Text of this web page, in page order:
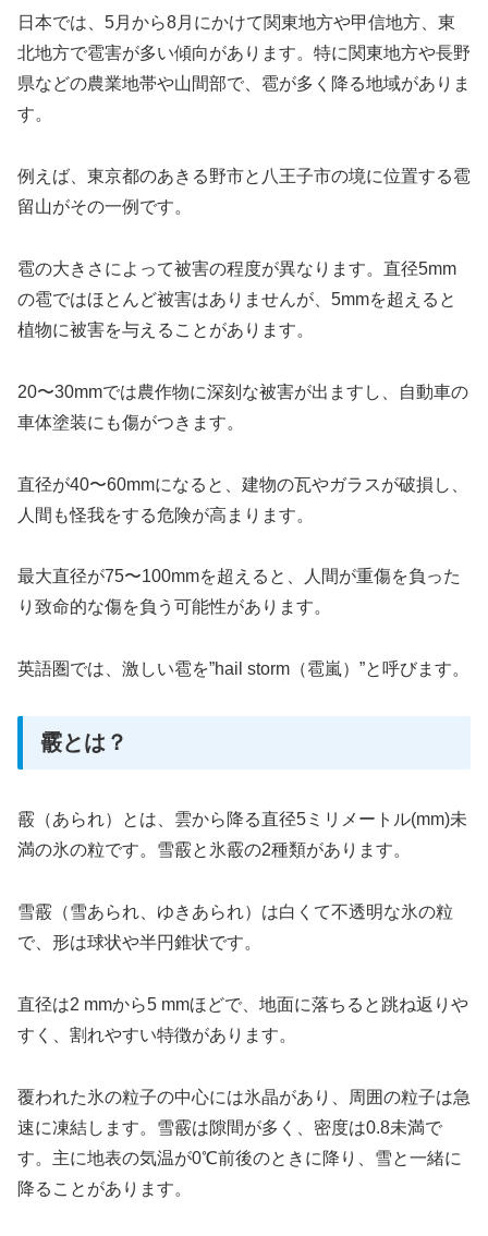
日本では、5月から8月にかけて関東地方や甲信地方、東
北地方で雹害が多い傾向があります。特に関東地方や長野
県などの農業地帯や山間部で、雹が多く降る地域がありま
す。
例えば、東京都のあきる野市と八王子市の境に位置する雹
留山がその一例です。
雹の大きさによって被害の程度が異なります。直径5mm
の雹ではほとんど被害はありませんが、5mmを超えると
植物に被害を与えることがあります。
20〜30mmでは農作物に深刻な被害が出ますし、自動車の
車体塗装にも傷がつきます。
直径が40〜60mmになると、建物の瓦やガラスが破損し、
人間も怪我をする危険が高まります。
最大直径が75〜100mmを超えると、人間が重傷を負った
り致命的な傷を負う可能性があります。
英語圏では、激しい雹を”hail storm（雹嵐）”と呼びます。
霰とは？
霰（あられ）とは、雲から降る直径5ミリメートル(mm)未
満の氷の粒です。雪霰と氷霰の2種類があります。
雪霰（雪あられ、ゆきあられ）は白くて不透明な氷の粒
で、形は球状や半円錐状です。
直径は2 mmから5 mmほどで、地面に落ちると跳ね返りや
すく、割れやすい特徴があります。
覆われた氷の粒子の中心には氷晶があり、周囲の粒子は急
速に凍結します。雪霰は隙間が多く、密度は0.8未満で
す。主に地表の気温が0℃前後のときに降り、雪と一緒に
降ることがあります。